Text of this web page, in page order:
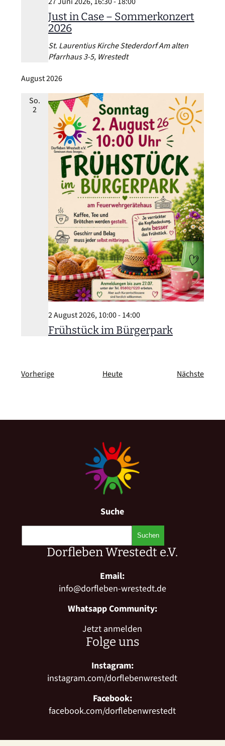
Just in Case – Sommerkonzert
2026
St. Laurentius Kirche StederdorfAm alten
Pfarrhaus 3-5, Wrestedt
August 2026
So.
2
Frühstück im Bürgerpark
2 August 2026, 10:00-14:00
VorherigeVeranstaltungenHeute Nächste
Suche
Dorfleben Wrestedt e.V.
Email:
info@dorfleben-wrestedt.de
Whatsapp Community:
Jetzt anmelden
Folge uns
Instagram:
instagram.com/dorflebenwrestedt
Facebook:
facebook.com/dorflebenwrestedt